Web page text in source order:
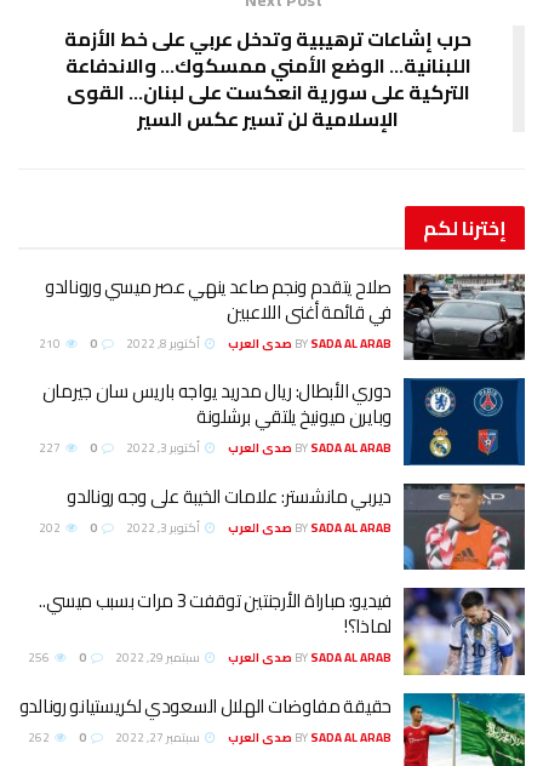
حرب إشاعات ترهيبية وتدخل عربي على خط الأزمة
اللبنانية… الوضع الأمني ممسكوك… والاندفاعة
التركية على سورية انعكست على لبنان… القوى
الإسلامية لن تسير عكس السير
إخترنالكم
صلاح يتقدم ونجم صاعد ينهي عصر ميسي ورونالدو
في قائمة أغنى اللاعبين
BYSADA AL ARAB صدى العرب أكتوبر 8, 2022
دوري الأبطال: ريال مدريد يواجه باريس سان جيرمان
وبايرن ميونيخ يلتقي برشلونة
BYSADA AL ARAB صدى العرب أكتوبر 3, 2022
ديربي مانشستر: علامات الخيبة على وجه رونالدو
BYSADA AL ARAB صدى العرب أكتوبر 3, 2022
فيديو: مباراة الأرجنتين توقفت 3 مرات بسبب ميسي..
لماذا؟!
BYSADA AL ARAB صدى العرب سبتمبر 29, 2022
حقيقة مفاوضات الهلال السعودي لكريستيانو رونالدو
BYSADA AL ARAB صدى العرب سبتمبر 27, 2022